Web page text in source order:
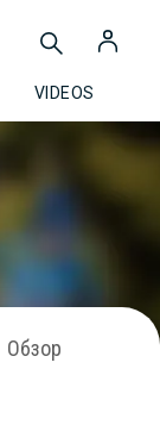
VIDEOS
Обзор